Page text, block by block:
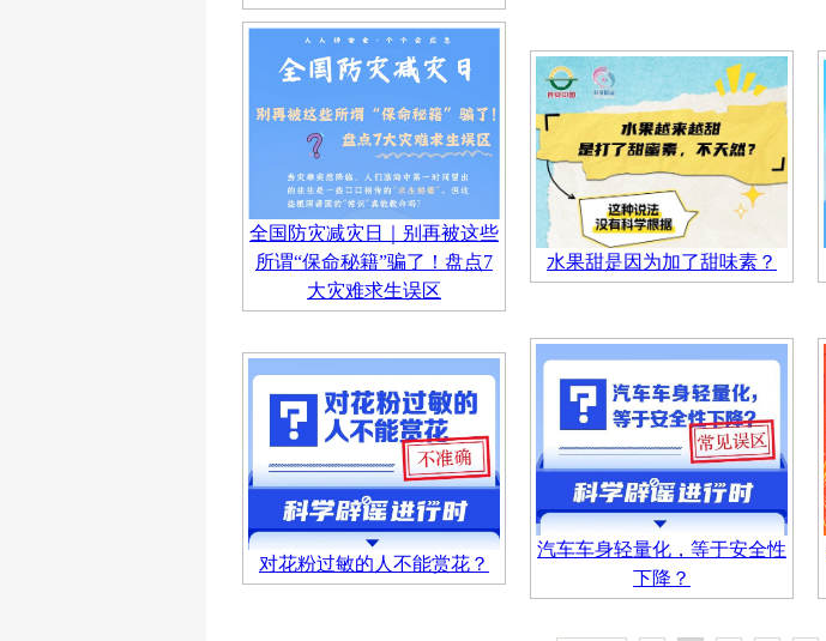
全国防灾减灾日｜别再被这些
所谓“保命秘籍”骗了！盘点7
大灾难求生误区
水果甜是因为加了甜味素？
对花粉过敏的人不能赏花？
汽车车身轻量化，等于安全性
下降？